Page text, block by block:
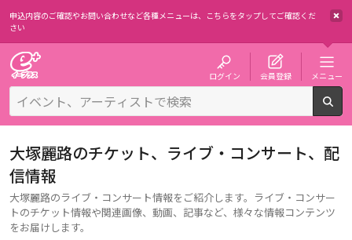
申込内容のご確認やお問い合わせなど各種メニューは、 こちらをタップしてご確認くだ
さい
ログイン 会員登録 メニュー
大塚麗路のチケット、ライブ・コンサート、配
信情報
大塚麗路のライブ・コンサート情報をご紹介します。ライブ・コンサー
トのチケット情報や関連画像、動画、記事など、様々な情報コンテンツ
をお届けします。